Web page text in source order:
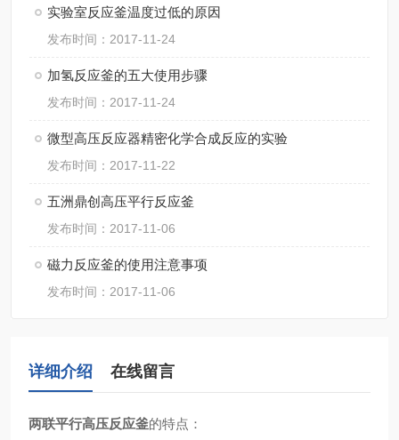
实验室反应釜温度过低的原因
发布时间：2017-11-24
加氢反应釜的五大使用步骤
发布时间：2017-11-24
微型高压反应器精密化学合成反应的实验
发布时间：2017-11-22
五洲鼎创高压平行反应釜
发布时间：2017-11-06
磁力反应釜的使用注意事项
发布时间：2017-11-06
详细介绍 在线留言
两联平行高压反应釜的特点：